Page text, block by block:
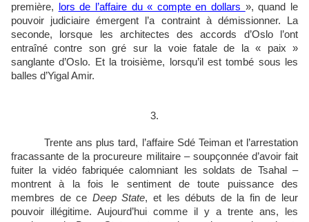
première,
lors de l’affaire du « compte en dollars », quand le
pouvoir judiciaire émergent l’a contraint à démissionner. La
seconde, lorsque les architectes des accords d’Oslo l’ont
entraîné contre son gré sur la voie fatale de la « paix »
sanglante d’Oslo. Et la troisième, lorsqu’il est tombé sous les
balles d’Yigal Amir.
3.
Trente ans plus tard, l’affaire Sdé Teiman et l’arrestation
fracassante de la procureure militaire – soupçonnée d’avoir fait
fuiter la vidéo fabriquée calomniant les soldats de Tsahal –
montrent à la fois le sentiment de toute puissance des
membres de ce Deep State, et les débuts de la fin de leur
pouvoir illégitime. Aujourd’hui comme il y a trente ans, les